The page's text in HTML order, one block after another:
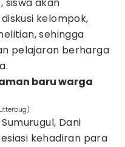
kelompok,
sehingga
pelajaran berharga
baru warga
Dani
kehadiran para